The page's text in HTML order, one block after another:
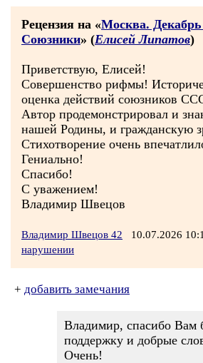
Рецензия на «Москва. Декабрь
Союзники» (Елисей Липатов)
Приветствую, Елисей!
Совершенство рифмы!
оценка действий союзников
Автор продемонстрировал и
нашей Родины, и гражданскую
Стихотворение очень
Гениально!
Спасибо!
С уважением!
Владимир Швецов
Владимир Швецов 42 10.07.2026
нарушении
+ добавить замечания
Владимир, спасибо Вам
поддержку и добрые
Очень!